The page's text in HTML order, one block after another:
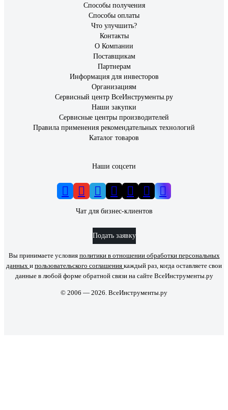
Способы получения
Способы оплаты
Что улучшить?
Контакты
О Компании
Поставщикам
Партнерам
Информация для инвесторов
Организациям
Сервисный центр ВсеИнструменты.ру
Наши закупки
Сервисные центры производителей
Правила применения рекомендательных технологий
Каталог товаров
Наши соцсети
Чат для бизнес-клиентов
Подать заявку
Вы принимаете условия политики в отношении обработки персональных
данных и пользовательского соглашения каждый раз, когда оставляете свои
данные в любой форме обратной связи на сайте ВсеИнструменты.ру
© 2006 — 2026. ВсеИнструменты.ру